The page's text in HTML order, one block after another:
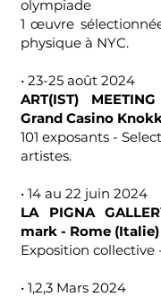
olympiade
1 œuvre
physique à NYC.
• 23-25 août
ART(IST)
Grand Casino
101 exposants -
artistes.
• 14 au 22 juin
LA PIGNA
mark - Rome (Italie)
Exposition collective
• 1,2,3 Mars